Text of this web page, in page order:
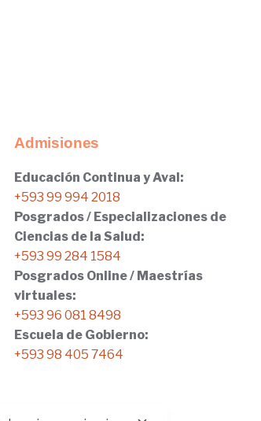
Admisiones
Educación Continua y Aval:
+593 99 994 2018
Posgrados / Especializaciones de
Ciencias de la Salud:
+593 99 284 1584
Posgrados Online / Maestrías
virtuales:
+593 96 081 8498
Escuela de Gobierno:
+593 98 405 7464